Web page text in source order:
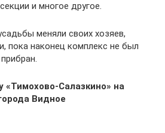
и многое другое.
меняли своих хозяев,
пока наконец комплекс не был
«Тимохово-Салазкино» на
Видное